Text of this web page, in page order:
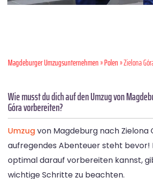
Magdeburger Umzugsunternehmen»Polen» Zielona
Wie musst du dich auf den Umzug von
Góra vorbereiten?
Umzug von Magdeburg nach Zielona
aufregendes Abenteuer steht bevor!
optimal darauf vorbereiten kannst,
wichtige Schritte zu beachten.